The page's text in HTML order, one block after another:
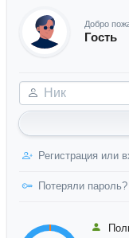
Добро
Гость
Ник
Регистрация или
Потеряли пароль?